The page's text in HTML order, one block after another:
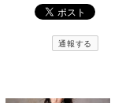
通報する